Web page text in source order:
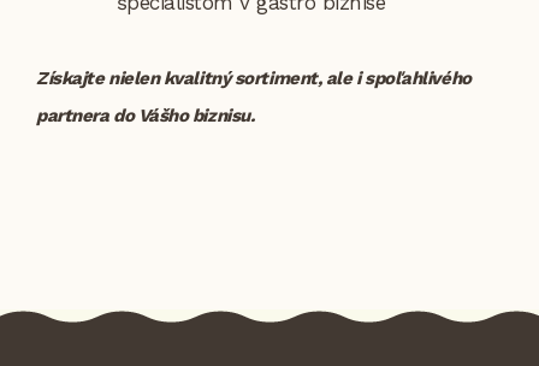
Získajte nielen kvalitný sortiment, ale i spoľahlivého
partnera do Vášho biznisu.